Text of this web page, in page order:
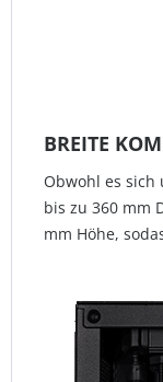
BREITE
Obwohl es sich
bis zu 360 mm
mm Höhe,